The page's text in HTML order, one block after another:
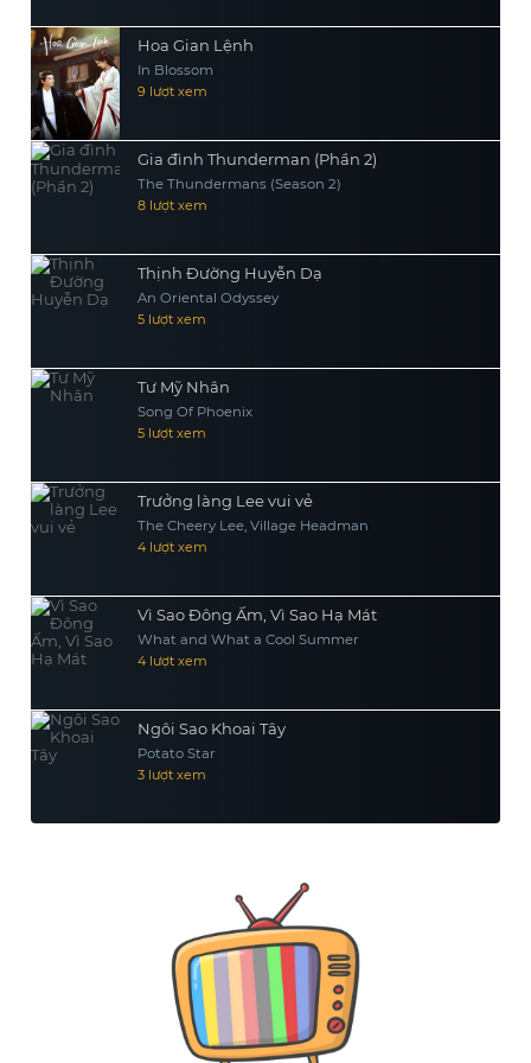
Hoa Gian Lệnh
In Blossom
9 lượt xem
Gia đình Thunderman (Phần 2)
The Thundermans (Season 2)
8 lượt xem
Thịnh Đường Huyễn Dạ
An Oriental Odyssey
5 lượt xem
Tư Mỹ Nhân
Song Of Phoenix
5 lượt xem
Trưởng làng Lee vui vẻ
The Cheery Lee, Village Headman
4 lượt xem
Vì Sao Đông Ấm, Vì Sao Hạ Mát
What and What a Cool Summer
4 lượt xem
Ngôi Sao Khoai Tây
Potato Star
3 lượt xem